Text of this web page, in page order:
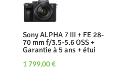
Sony ALPHA 7 III + FE 28-
70 mm f/3.5-5.6 OSS +
Garantie à 5 ans + étui
1 799,00€